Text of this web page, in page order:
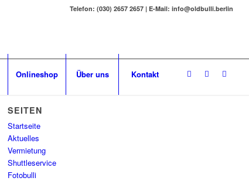
Telefon: (030) 2657 2657 | E-Mail: info@oldbulli.berlin
Onlineshop Über uns Kontakt
SEITEN
Startseite
Aktuelles
Vermietung
Shuttleservice
Fotobulli